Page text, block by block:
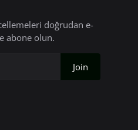
doğrudan e-
abone olun.
Join